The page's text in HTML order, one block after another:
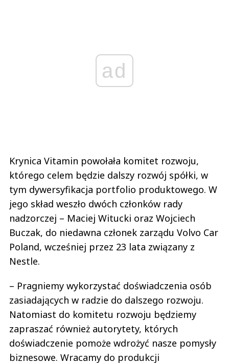
ad
Krynica Vitamin powołała komitet rozwoju,
którego celem będzie dalszy rozwój spółki, w
tym dywersyfikacja portfolio produktowego. W
jego skład weszło dwóch członków rady
nadzorczej – Maciej Witucki oraz Wojciech
Buczak, do niedawna członek zarządu Volvo Car
Poland, wcześniej przez 23 lata związany z
Nestle.
– Pragniemy wykorzystać doświadczenia osób
zasiadających w radzie do dalszego rozwoju.
Natomiast do komitetu rozwoju będziemy
zapraszać również autorytety, których
doświadczenie pomoże wdrożyć nasze pomysły
biznesowe. Wracamy do produkcji